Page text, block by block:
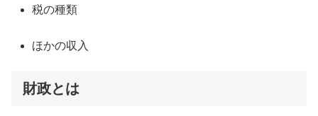
税の種類
ほかの収入
財政とは